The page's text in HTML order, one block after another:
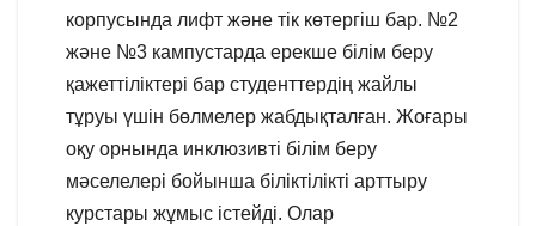
корпусында лифт және тік көтергіш бар. №2
және №3 кампустарда ерекше білім беру
қажеттіліктері бар студенттердің жайлы
тұруы үшін бөлмелер жабдықталған. Жоғары
оқу орнында инклюзивті білім беру
мәселелері бойынша біліктілікті арттыру
курстары жұмыс істейді. Олар